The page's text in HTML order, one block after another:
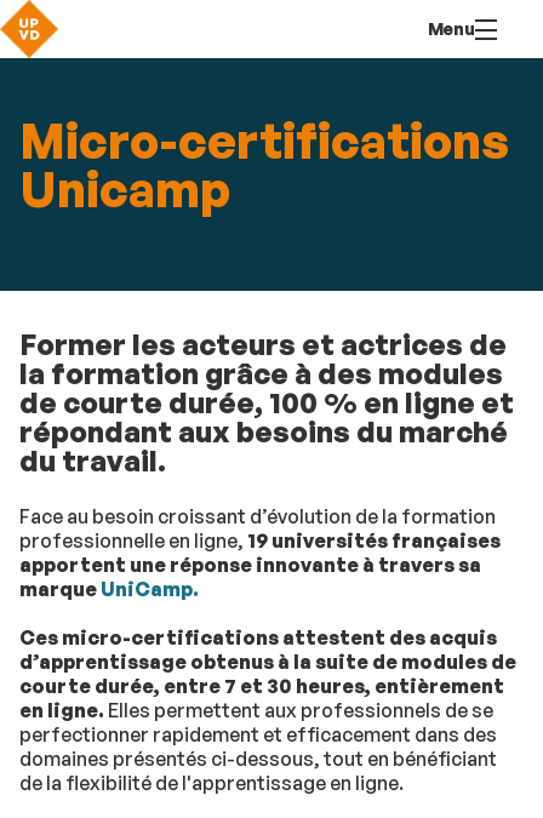
contenu
Menu
Micro-certifications
Unicamp
Former les acteurs et actrices de
la formation grâce à des modules
de courte durée, 100 % en ligne et
répondant aux besoins du marché
du travail.
Face au besoin croissant d’évolution de la formation
professionnelle en ligne, 19 universités françaises
apportent une réponse innovante à travers sa
marque UniCamp.
Ces micro-certifications attestent des acquis
d’apprentissage obtenus à la suite de modules de
courte durée, entre 7 et 30 heures, entièrement
en ligne. Elles permettent aux professionnels de se
perfectionner rapidement et efficacement dans des
domaines présentés ci-dessous, tout en bénéficiant
de la flexibilité de l'apprentissage en ligne.